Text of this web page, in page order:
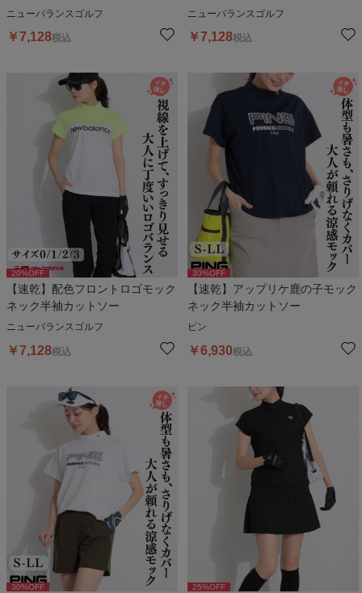
ニューバランスゴルフ
￥7,128税込
ニューバランスゴルフ
￥7,128税込
20%OFF
【速乾】配色フロントロゴモック
ネック半袖カットソー
ニューバランスゴルフ
￥7,128税込
30%OFF
【速乾】アップリケ鹿の子モック
ネック半袖カットソー
ピン
￥6,930税込
30%OFF 25%OFF